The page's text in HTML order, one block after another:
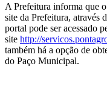
A Prefeitura informa que
site da Prefeitura, através
portal pode ser acessado
site http://
também há a opção de
do Paço Municipal.